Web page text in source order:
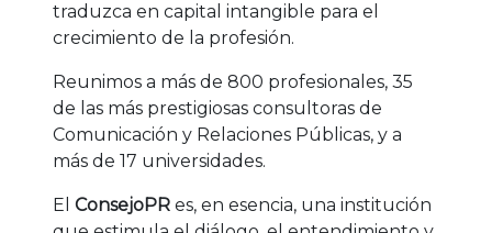
traduzca en capital intangible para el
crecimiento de la profesión.
Reunimos a más de 800 profesionales, 35
de las más prestigiosas consultoras de
Comunicación y Relaciones Públicas, y a
más de 17 universidades.
El ConsejoPR es, en esencia, una institución